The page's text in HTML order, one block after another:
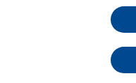
مواد بناء مشروع محل مواد بناء في الاردن
دهان, بديل معجون الحوائط, معجون جدران,
الاسمنتي, طريقة سحب المعجون على السقف,